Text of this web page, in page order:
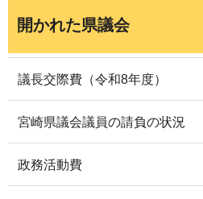
開かれた県議会
議長交際費（令和8年度）
宮崎県議会議員の請負の状況
政務活動費